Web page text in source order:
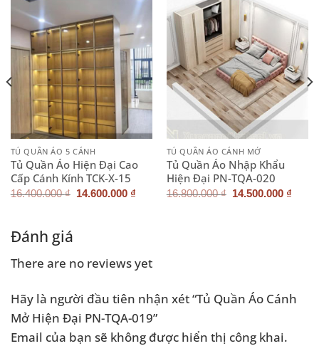
TỦ QUẦN ÁO 5 CÁNH
Tủ Quần Áo Hiện Đại Cao
Cấp Cánh Kính TCK-X-15
16.400.000₫ Giá
14.600.000 ₫
TỦ QUẦN ÁO CÁNH MỞ
Tủ Quần Áo Nhập Khẩu
Hiện Đại PN-TQA-020
16.800.000₫ Giá
14.500.000 ₫
₫.
Đánh giá
There are no reviews yet
Hãy là người đầu tiên nhận xét “Tủ Quần Áo Cánh
Mở Hiện Đại PN-TQA-019”
Email của bạn sẽ không được hiển thị công khai.